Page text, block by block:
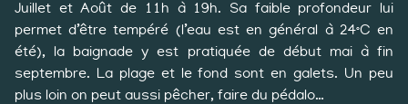
Juillet et Août de 11h à 19h. Sa faible profondeur lui
permet d’être tempéré (l’eau est en général à 24°C en
été), la baignade y est pratiquée de début mai à fin
septembre. La plage et le fond sont en galets. Un peu
plus loin on peut aussi pêcher, faire du pédalo…